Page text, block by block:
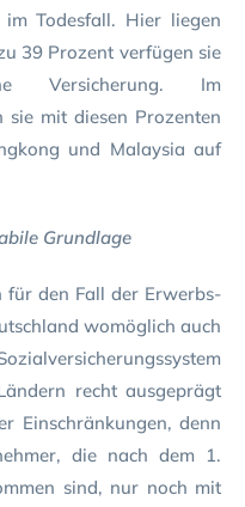
Todesfall. Hier liegen
39 Prozent verfügen sie
Versicherung. Im
sie mit diesen Prozenten
und Malaysia auf
Grundlage
für den Fall der Erwerbs-
womöglich auch
recht ausgeprägt
Einschränkungen, denn
die nach dem 1.
sind, nur noch mit